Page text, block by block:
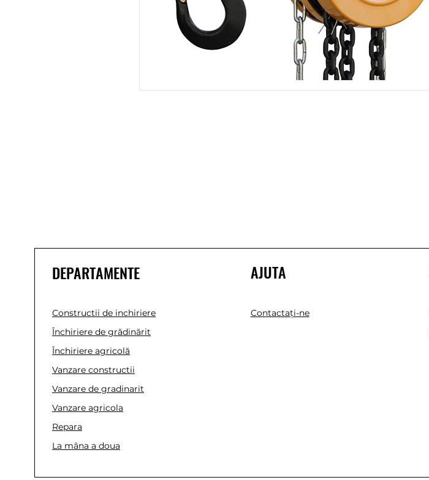
DEPARTAMENTE
Constructii de inchiriere
Închiriere de grădinărit
Închiriere agricolă
Vanzare constructii
Vanzare de gradinarit
Vanzare agricola
Repara
La mâna a doua
AJUTA
Contactaţi-ne